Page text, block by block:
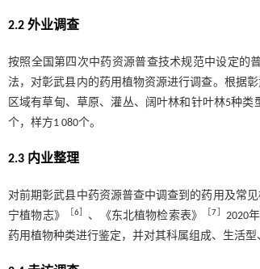
2.2 外业调查
按照全国第四次中药资源普查技术规范中设定的
法，对彰武县内的药用植物资源进行调查。根据
区域有草甸、草原、灌丛、阔叶林和针叶林5种
个，样方1‍‍ 080个。
2.3 内业整理
对前期彰武县中药资源普查中调查到的药用及常
宁植物志》
［6 、《东北植物检索表》 ［7 2020
药用植物种类进行鉴定，并对其科属组成、生活